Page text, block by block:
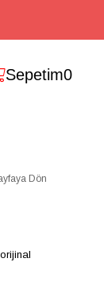
Sepetim0
Dön